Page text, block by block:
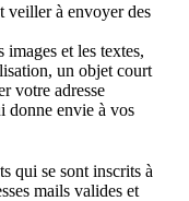
veiller à envoyer des
et les textes,
un objet court
votre adresse
donne envie à vos
qui se sont inscrits à
mails valides et